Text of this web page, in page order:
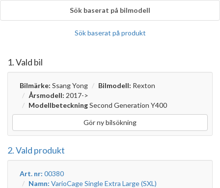
Sök baserat på bilmodell
Sök baserat på produkt
1. Vald bil
Bilmärke: Ssang Yong Bilmodell: Rexton
Årsmodell: 2017->
ModellbeteckningSecond Generation Y400
Gör ny bilsökning
2. Vald produkt
Art. nr: 00380
Namn: VarioCage Single Extra Large (SXL)